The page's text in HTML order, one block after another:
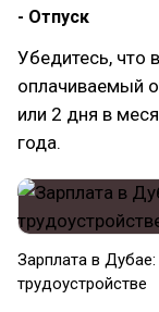
- Отпуск
Убедитесь, что
оплачиваемый
или 2 дня в
года.
Зарплата в
трудоустройстве